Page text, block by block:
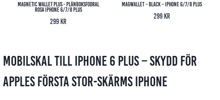
Magnetic Wallet Plus - Plånboksfodral
Rosa iPhone 6/7/8 Plus
299 kr
Magwallet – Black – iPhone 6/7/8 Plus
299 kr
Mobilskal till iPhone 6 Plus – Skydd för
Apples första stor-skärms iPhone